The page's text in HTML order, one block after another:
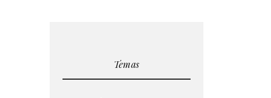
Temas